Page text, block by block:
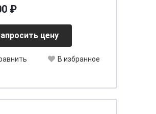
₽
цену
В избранное